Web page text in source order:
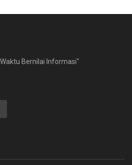
Bernilai Informasi"